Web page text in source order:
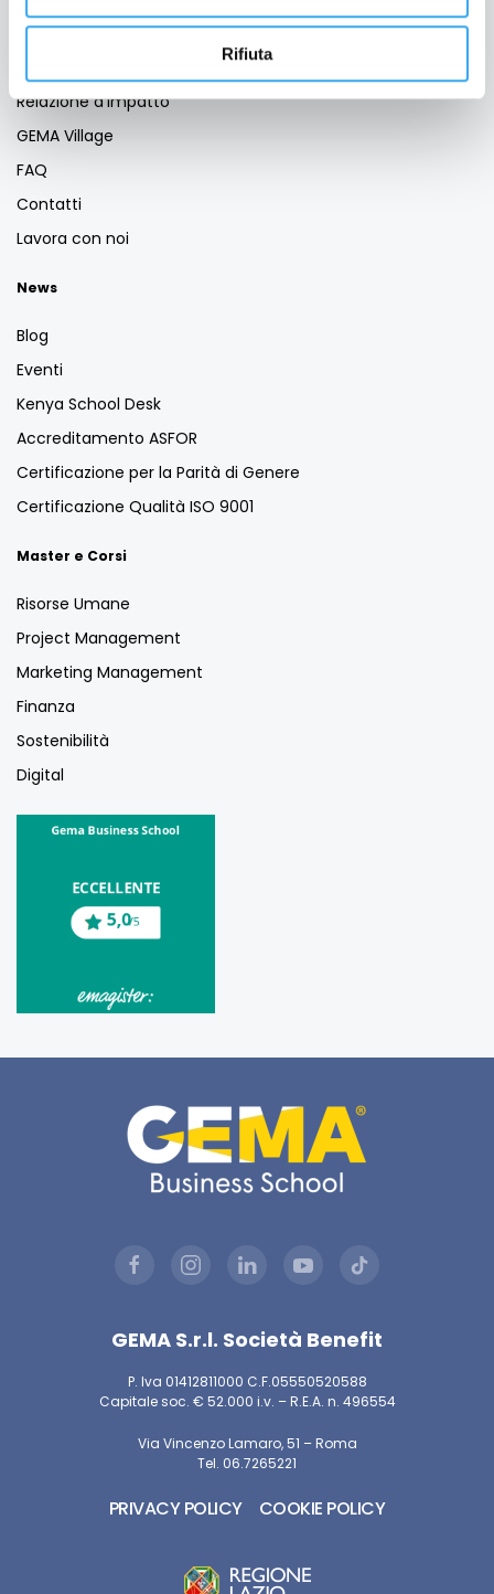
Rifiuta
Staff
Relazione d'impatto
GEMA Village
FAQ
Contatti
Lavora con noi
News
Blog
Eventi
Kenya School Desk
Accreditamento ASFOR
Certificazione per la Parità di Genere
Certificazione Qualità ISO 9001
Master e Corsi
Risorse Umane
Project Management
Marketing Management
Finanza
Sostenibilità
Digital
GEMA S.r.l. Società Benefit
P. Iva 01412811000 C.F.05550520588
Capitale soc. € 52.000 i.v. – R.E.A. n. 496554
Via Vincenzo Lamaro, 51 – Roma
Tel. 06.7265221
PRIVACY POLICY COOKIE POLICY